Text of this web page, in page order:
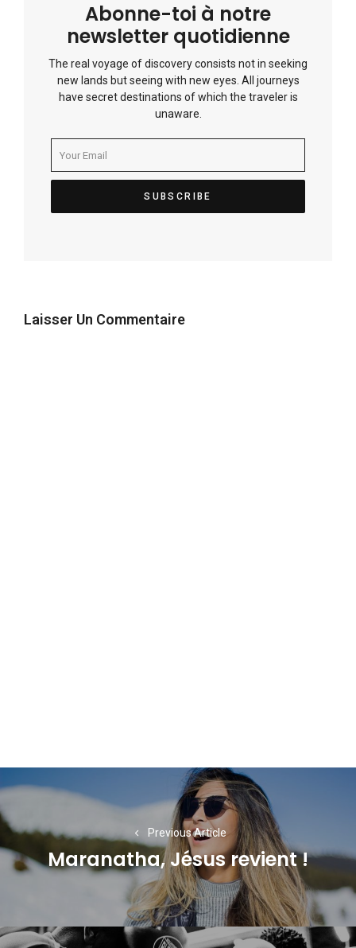
Abonne-toi à notre
newsletter quotidienne
The real voyage of discovery consists not in seeking
new lands but seeing with new eyes. All journeys
have secret destinations of which the traveler is
unaware.
Laisser Un Commentaire
Navigation
de
l’article
Previous Article
Previous
post:
Maranatha, Jésus revient !